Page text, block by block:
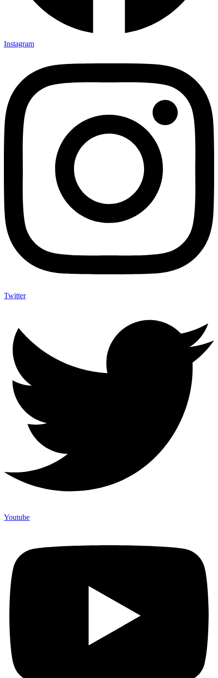
Instagram
Twitter
Youtube